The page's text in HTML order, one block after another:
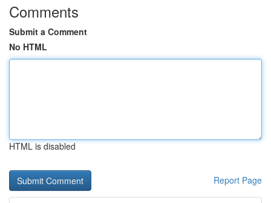
Comments
Submit a Comment
No HTML
HTML is disabled
Report Page